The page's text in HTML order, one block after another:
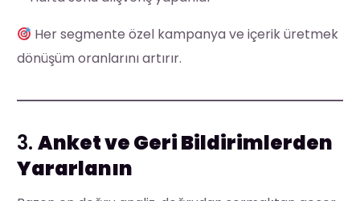
Her segmente özel kampanya ve içerik üretmek
dönüşüm oranlarını artırır.
3.Anket ve Geri Bildirimlerden
Yararlanın